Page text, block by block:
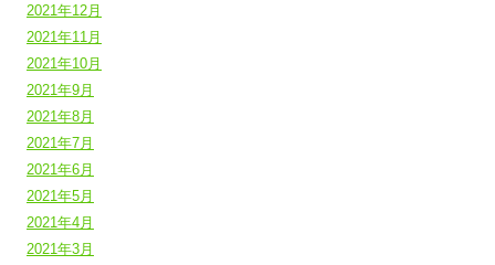
2021年12月
2021年11月
2021年10月
2021年9月
2021年8月
2021年7月
2021年6月
2021年5月
2021年4月
2021年3月